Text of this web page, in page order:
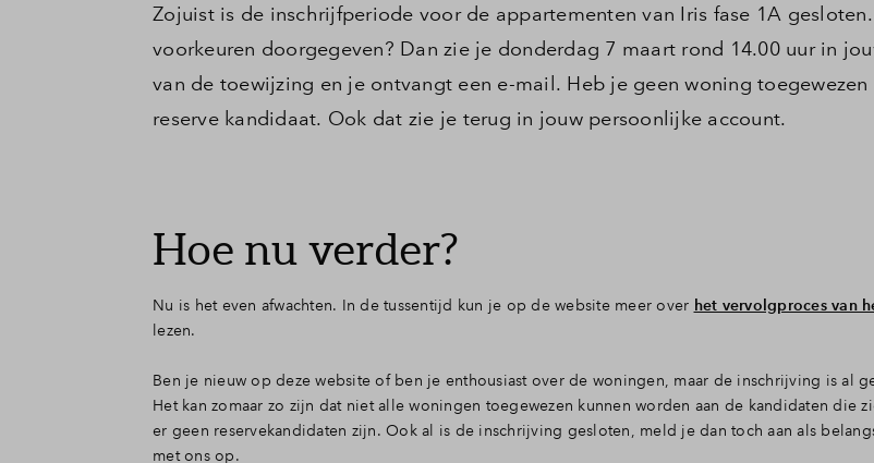
Zojuist is de inschrijfperiode voor de appartementen van Iris fase 1A
voorkeuren doorgegeven? Dan zie je donderdag 7 maart rond 14.00 uur in
van de toewijzing en je ontvangt een e-mail. Heb je geen woning
reserve kandidaat. Ook dat zie je terug in jouw persoonlijke account.
Hoe nu verder?
Nu is het even afwachten. In de tussentijd kun je op de website meer over het vervolgproces van
lezen.
Ben je nieuw op deze website of ben je enthousiast over de woningen, maar de inschrijving is al
Het kan zomaar zo zijn dat niet alle woningen toegewezen kunnen worden aan de kandidaten die
er geen reservekandidaten zijn. Ook al is de inschrijving gesloten, meld je dan toch aan als
met ons op.